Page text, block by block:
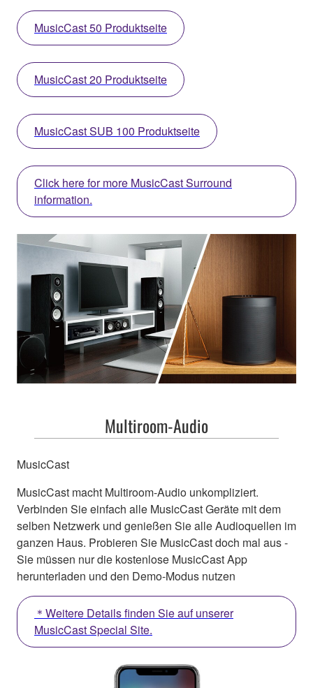
MusicCast 50 Produktseite
MusicCast 20 Produktseite
MusicCast SUB 100 Produktseite
Click here for more MusicCast Surround
information.
Multiroom-Audio
MusicCast
MusicCast macht Multiroom-Audio unkompliziert.
Verbinden Sie einfach alle MusicCast Geräte mit dem
selben Netzwerk und genießen Sie alle Audioquellen im
ganzen Haus. Probieren Sie MusicCast doch mal aus -
Sie müssen nur die kostenlose MusicCast App
herunterladen und den Demo-Modus nutzen
＊Weitere Details finden Sie auf unserer
MusicCast Special Site.